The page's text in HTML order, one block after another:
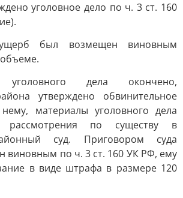
уголовное дело по ч. 3 ст. 160
был возмещен виновным
уголовного дела окончено,
утверждено обвинительное
материалы уголовного дела
рассмотрения по существу в
суд. Приговором суда
виновным по ч. 3 ст. 160 УК РФ, ему
в виде штрафа в размере 120